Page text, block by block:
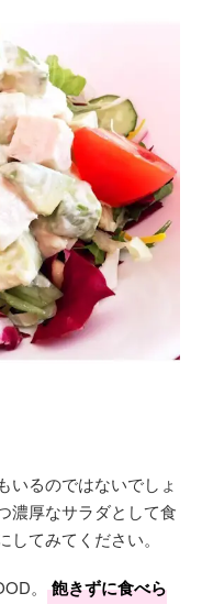
いるのではないでしょ
濃厚なサラダとして食
てみてください。
。
飽きずに食べら